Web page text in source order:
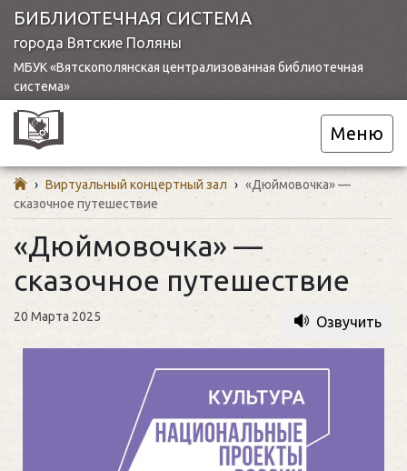
БИБЛИОТЕЧНАЯ СИСТЕМА
города Вятские Поляны
МБУК «Вятскополянская централизованная библиотечная
система»
Меню
› Виртуальный концертный зал › «Дюймовочка» —
сказочное путешествие
«Дюймовочка» —
сказочное путешествие
20 Марта 2025 Озвучить